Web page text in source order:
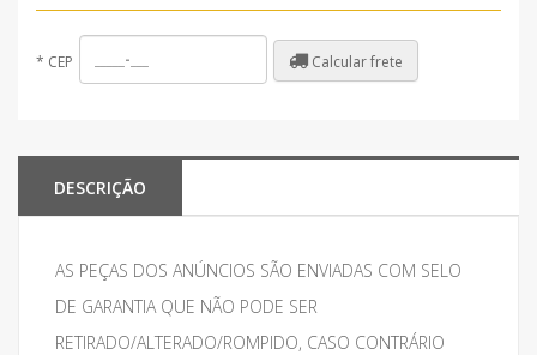
* CEP Calcular frete
DESCRIÇÃO
AS PEÇAS DOS ANÚNCIOS SÃO ENVIADAS COM SELO
DE GARANTIA QUE NÃO PODE SER
RETIRADO/ALTERADO/ROMPIDO, CASO CONTRÁRIO